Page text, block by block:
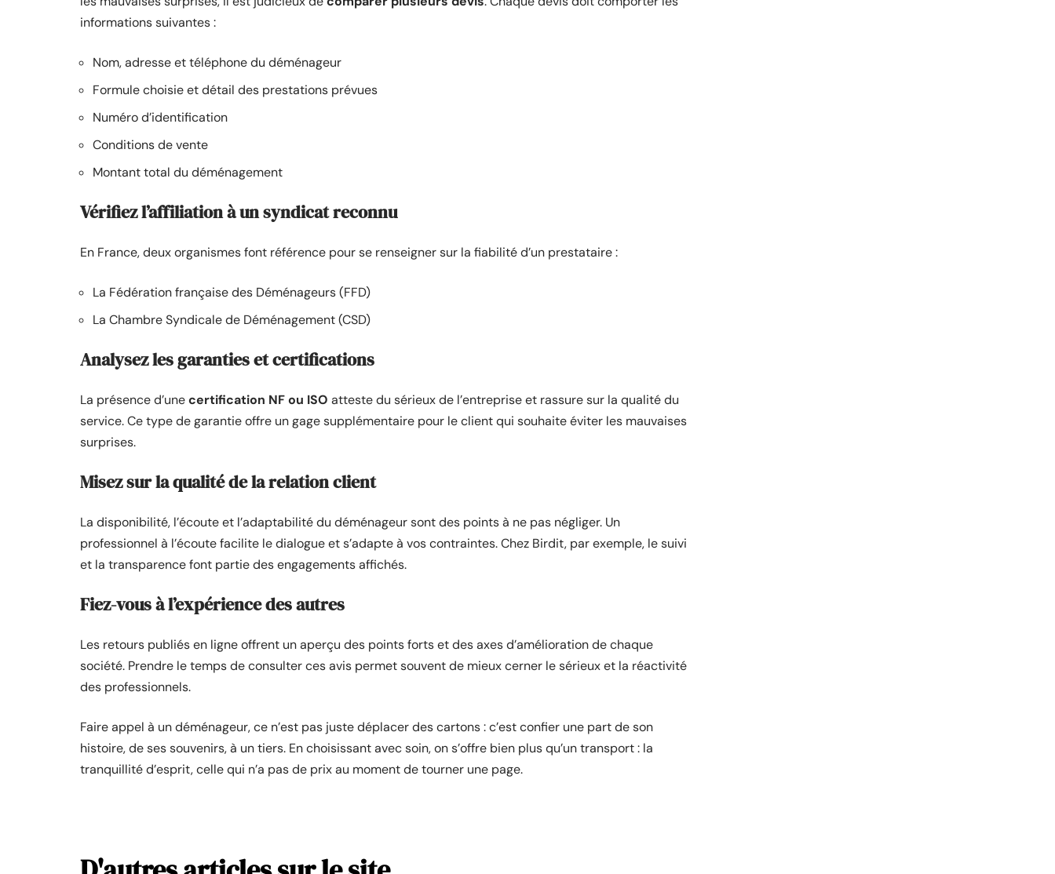
informations suivantes :
Nom, adresse et téléphone du déménageur
Formule choisie et détail des prestations prévues
Numéro d’identification
Conditions de vente
Montant total du déménagement
Vérifiez l’affiliation à un syndicat reconnu
En France, deux organismes font référence pour se renseigner sur la fiabilité d’un prestataire :
La Fédération française des Déménageurs (FFD)
La Chambre Syndicale de Déménagement (CSD)
Analysez les garanties et certifications
La présence d’unecertification NF ou ISO atteste du sérieux de l’entreprise et rassure sur la qualité du
service. Ce type de garantie offre un gage supplémentaire pour le client qui souhaite éviter les mauvaises
surprises.
Misez sur la qualité de la relation client
La disponibilité, l’écoute et l’adaptabilité du déménageur sont des points à ne pas négliger. Un
professionnel à l’écoute facilite le dialogue et s’adapte à vos contraintes. Chez Birdit, par exemple, le suivi
et la transparence font partie des engagements affichés.
Fiez-vous à l’expérience des autres
Les retours publiés en ligne offrent un aperçu des points forts et des axes d’amélioration de chaque
société. Prendre le temps de consulter ces avis permet souvent de mieux cerner le sérieux et la réactivité
des professionnels.
Faire appel à un déménageur, ce n’est pas juste déplacer des cartons : c’est confier une part de son
histoire, de ses souvenirs, à un tiers. En choisissant avec soin, on s’offre bien plus qu’un transport : la
tranquillité d’esprit, celle qui n’a pas de prix au moment de tourner une page.